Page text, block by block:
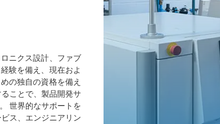
ニクス設計、ファブ
験を備え、現在およ
の独自の資格を備え
ことで、製品開発サ
世界的なサポートを
ス、エンジニアリン